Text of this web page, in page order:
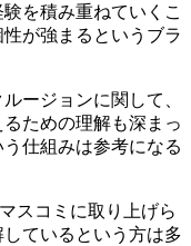
を積み重ねていくこ
が強まるというブラ
ージョンに関して、
ための理解も深まっ
仕組みは参考になる
スコミに取り上げら
ているという方は多